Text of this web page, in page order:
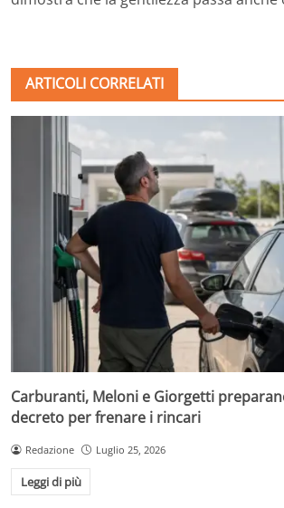
ARTICOLI CORRELATI
Carburanti, Meloni e Giorgetti
decreto per frenare i rincari
Redazione Luglio 25, 2026
Leggi di più